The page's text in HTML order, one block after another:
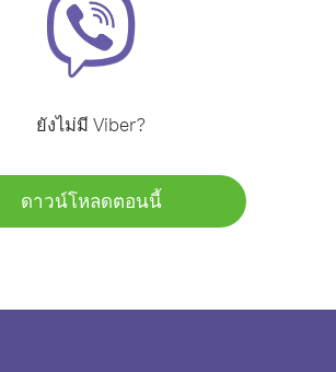
ยังไม่มี Viber?
ดาวน์โหลดตอนนี้